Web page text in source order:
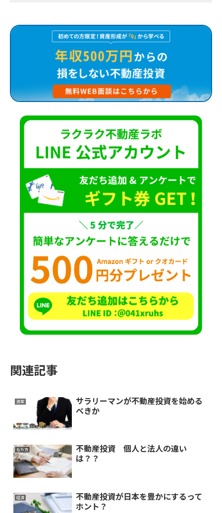
関連記事
資産
サラリーマンが不動産投資を始める
べきか
もち方
不動産投資 個人と法人の違い
は？？
経済
不動産投資が日本を豊かにするって
ホント？